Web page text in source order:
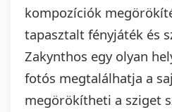
kompozíciók
tapasztalt fényjáték és
Zakynthos egy olyan
fotós megtalálhatja a
megörökítheti a sziget